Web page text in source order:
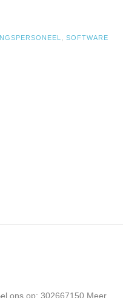
,SOFTWARE
ons op: 302667150 Meer